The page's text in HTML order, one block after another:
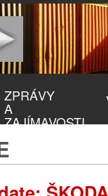
ZPRÁVY
A
ZAJÍMAVOSTI